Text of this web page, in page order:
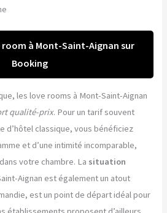
room à Mont-Saint-Aignan sur
Booking
les love rooms à Mont-Saint-Aignan
qualité-prix. Pour un tarif souvent
d’hôtel classique, vous bénéficiez
et d’une intimité incomparable,
votre chambre. La situation
Aignan est également un atout
est un point de départ idéal pour